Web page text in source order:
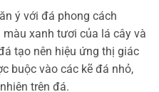
ý với đá phong cách
xanh tươi của lá cây và
tạo nên hiệu ứng thị giác
buộc vào các kẽ đá nhỏ,
trên đá.